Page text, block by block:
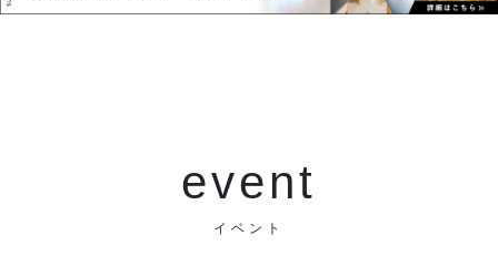
event
イベント